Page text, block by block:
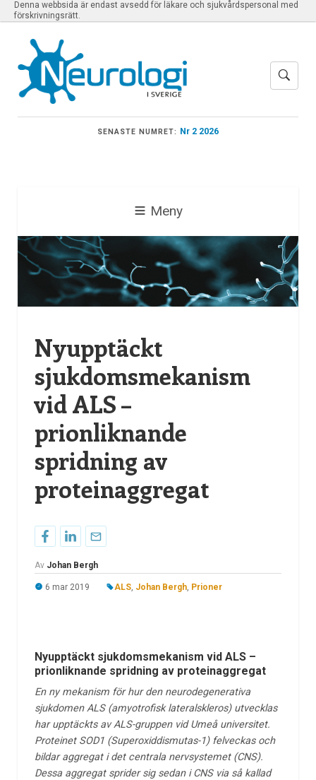
Denna webbsida är endast avsedd för läkare och sjukvårdspersonal med
förskrivningsrätt.
SENASTE NUMRET: Nr 2 2026
Meny
Nyupptäckt
sjukdomsmekanism
vid ALS –
prionliknande
spridning av
proteinaggregat
Av Johan Bergh
6 mar 2019 ALS, Johan Bergh, Prioner
Nyupptäckt sjukdomsmekanism vid ALS –
prionliknande spridning av proteinaggregat
En ny mekanism för hur den neurodegenerativa
sjukdomen ALS (amyotrofisk lateralskleros) utvecklas
har upptäckts av ALS-gruppen vid Umeå universitet.
Proteinet SOD1 (Superoxiddismutas-1) felveckas och
bildar aggregat i det centrala nervsystemet (CNS).
Dessa aggregat sprider sig sedan i CNS via så kallad